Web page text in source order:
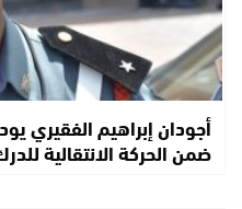
أجودان إبراهيم الفقيري
ضمن الحركة الانتقالية